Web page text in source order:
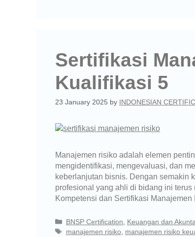
Sertifikasi
Kualifikasi 5
23 January 2025 by INDONESIAN
Manajemen risiko adalah elemen
mengidentifikasi, mengevaluasi, dan
keberlanjutan bisnis. Dengan semakin
profesional yang ahli di bidang ini
Kompetensi dan Sertifikasi
BNSP Certification
Keuangan dan
manajemen risiko
manajemen risiko